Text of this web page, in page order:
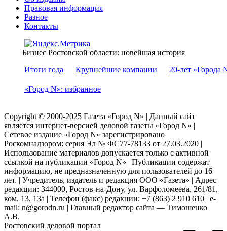
Правовая информация
Разное
Контакты
Бизнес Ростовской области: новейшая история
Итоги года
Крупнейшие компании 20-лет «Города
«Город N»: избранное
Copyright © 2000-2025 Газета «Город N» | Данный сайт
является интернет-версией деловой газеты «Город N» |
Сетевое издание «Город N» зарегистрировано
Роскомнадзором: серuя Эл № ФС77-78133 от 27.03.2020 |
Использование материалов допускается только с активной
ссылкой на публикации «Город N» | Публикации содержат
информацию, не предназначенную для пользователей до 16
лет. | Учредитель, издатель и редакция ООО «Газета» | Адрес
редакции: 344000, Ростов-на-Дону, ул. Варфоломеева, 261/81,
ком. 13, 13а | Телефон (факс) редакции: +7 (863) 2 910 610 | e-
mail: n@gorodn.ru | Главный редактор сайта — Тимошенко
А.В.
Ростовский деловой портал